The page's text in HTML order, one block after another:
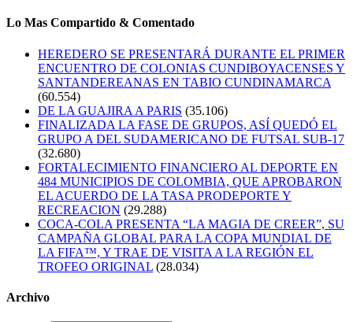
Lo Mas Compartido & Comentado
HEREDERO SE PRESENTARÁ DURANTE EL PRIMER
ENCUENTRO DE COLONIAS CUNDIBOYACENSES Y
SANTANDEREANAS EN TABIO CUNDINAMARCA
(60.554)
DE LA GUAJIRA A PARIS (35.106)
FINALIZADA LA FASE DE GRUPOS, ASÍ QUEDÓ EL
GRUPO A DEL SUDAMERICANO DE FUTSAL SUB-17
(32.680)
FORTALECIMIENTO FINANCIERO AL DEPORTE EN
484 MUNICIPIOS DE COLOMBIA, QUE APROBARON
EL ACUERDO DE LA TASA PRODEPORTE Y
RECREACION (29.288)
COCA-COLA PRESENTA “LA MAGIA DE CREER”, SU
CAMPAÑA GLOBAL PARA LA COPA MUNDIAL DE
LA FIFA™, Y TRAE DE VISITA A LA REGIÓN EL
TROFEO ORIGINAL (28.034)
Archivo